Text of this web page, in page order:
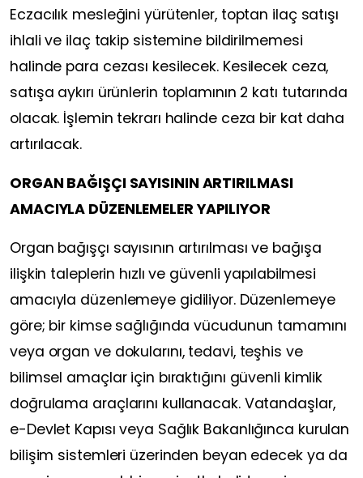
Eczacılık mesleğini yürütenler, toptan ilaç satışı
ihlali ve ilaç takip sistemine bildirilmemesi
halinde para cezası kesilecek. Kesilecek ceza,
satışa aykırı ürünlerin toplamının 2 katı tutarında
olacak. İşlemin tekrarı halinde ceza bir kat daha
artırılacak.
ORGAN BAĞIŞÇI SAYISININ ARTIRILMASI
AMACIYLA DÜZENLEMELER YAPILIYOR
Organ bağışçı sayısının artırılması ve bağışa
ilişkin taleplerin hızlı ve güvenli yapılabilmesi
amacıyla düzenlemeye gidiliyor. Düzenlemeye
göre; bir kimse sağlığında vücudunun tamamını
veya organ ve dokularını, tedavi, teşhis ve
bilimsel amaçlar için bıraktığını güvenli kimlik
doğrulama araçlarını kullanacak. Vatandaşlar,
e-Devlet Kapısı veya Sağlık Bakanlığınca kurulan
bilişim sistemleri üzerinden beyan edecek ya da